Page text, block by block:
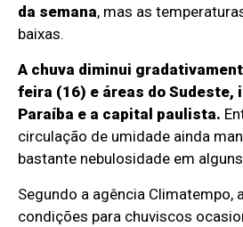
da semana, mas as
baixas.
A chuva diminui
feira (16) e áreas do Sudeste,
Paraíba e a capital paulista.
circulação de umidade ainda
bastante nebulosidade em
Segundo a agência Climatempo,
condições para chuviscos